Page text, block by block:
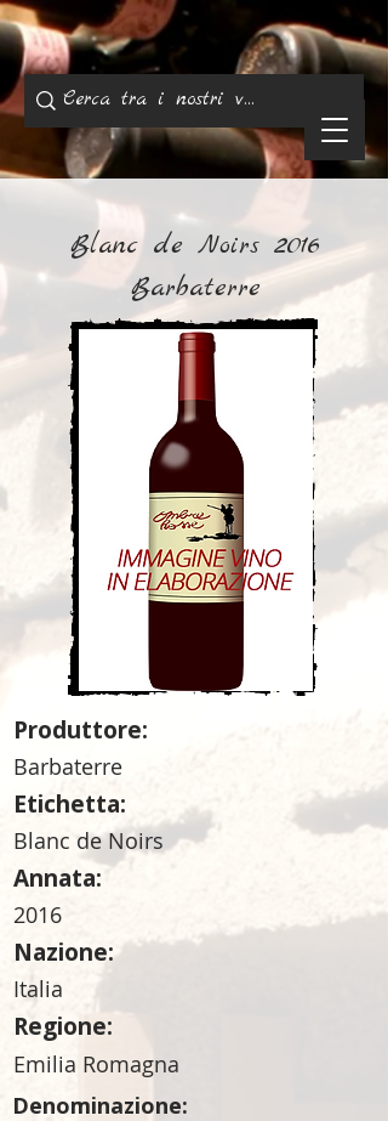
Blanc de Noirs 2016
Barbaterre
Produttore:
Barbaterre
Etichetta:
Blanc de Noirs
Annata:
2016
Nazione:
Italia
Regione:
Emilia Romagna
Denominazione: